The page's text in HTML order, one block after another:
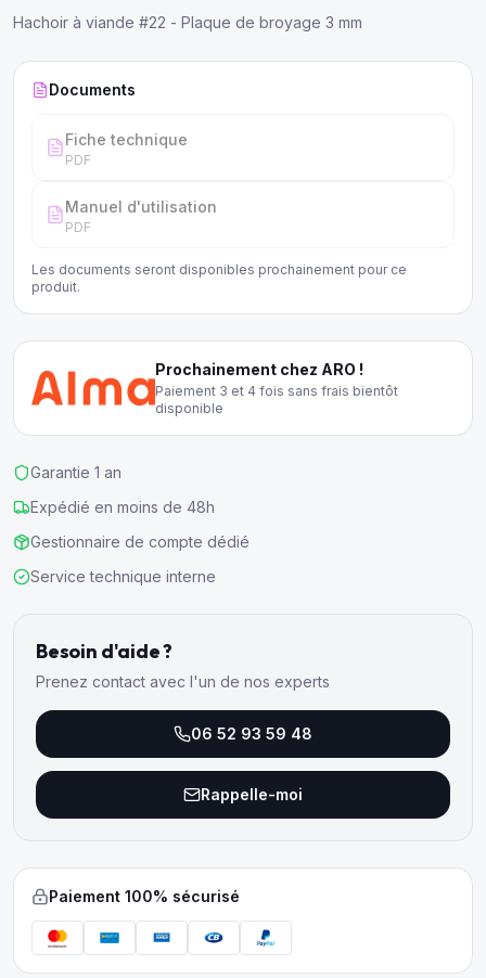
Hachoir à viande #22 - Plaque de broyage 3 mm
Documents
Fiche technique
PDF
Manuel d'utilisation
PDF
Les documents seront disponibles prochainement pour ce
produit.
Prochainement chez ARO !
Paiement 3 et 4 fois sans frais bientôt
disponible
Garantie 1 an
Expédié en moins de 48h
Gestionnaire de compte dédié
Service technique interne
Besoin d'aide ?
Prenez contact avec l'un de nos experts
06 52 93 59 48
Rappelle-moi
Paiement 100% sécurisé